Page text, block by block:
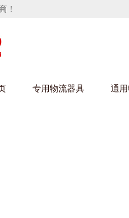
！
专用物流器具 通